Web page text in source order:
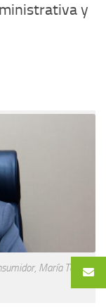
y
María Teresa